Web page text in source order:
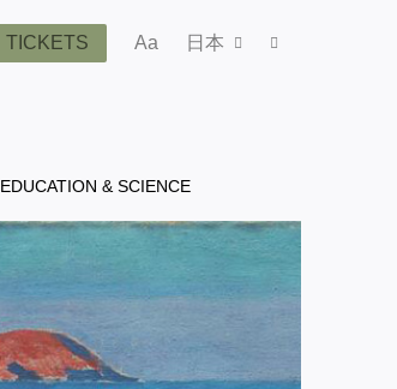
TICKETS Aa 日本
EDUCATION & SCIENCE